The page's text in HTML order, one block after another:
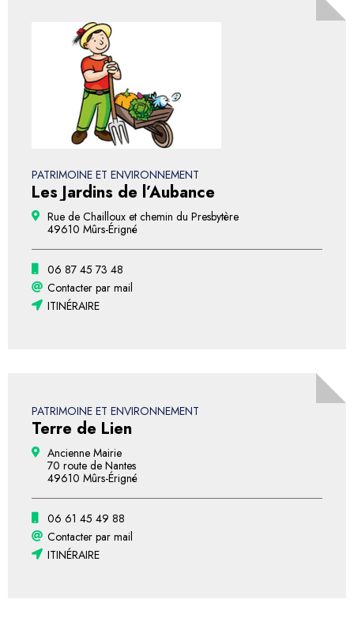
PATRIMOINE ET ENVIRONNEMENT
Les Jardins de l’Aubance
Rue de Chailloux et chemin du Presbytère
49610 Mûrs-Érigné
06 87 45 73 48
Contacter par mail
ITINÉRAIRE
PATRIMOINE ET ENVIRONNEMENT
Terre de Lien
Ancienne Mairie
70 route de Nantes
49610 Mûrs-Érigné
06 61 45 49 88
Contacter par mail
ITINÉRAIRE